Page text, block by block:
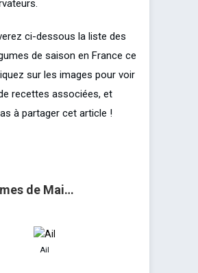
ci-dessous la liste des
de saison en France ce
sur les images pour voir
recettes associées, et
à partager cet article !
de Mai…
Ail